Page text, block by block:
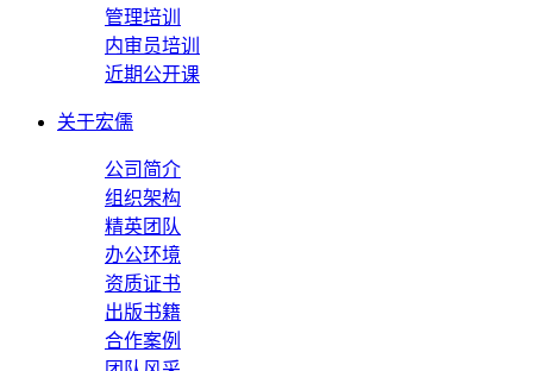
管理培训
内审员培训
近期公开课
关于宏儒
公司简介
组织架构
精英团队
办公环境
资质证书
出版书籍
合作案例